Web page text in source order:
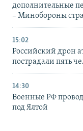
дополнительные
– Минобороны
15:02
Российский дрон
пострадали пять
14:30
Военные РФ
под Ялтой